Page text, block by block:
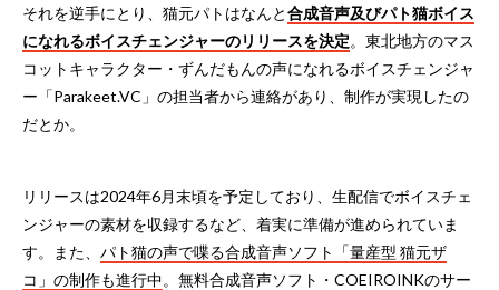
それを逆手にとり、猫元パトはなんと合成音声及びパト猫ボイス
になれるボイスチェンジャーのリリースを決定。東北地方のマス
コットキャラクター・ずんだもんの声になれるボイスチェンジャ
ー「Parakeet.VC」の担当者から連絡があり、制作が実現したの
だとか。
リリースは2024年6月末頃を予定しており、生配信でボイスチェ
ンジャーの素材を収録するなど、着実に準備が進められていま
す。また、 パト猫の声で喋る合成音声ソフト「量産型 猫元ザ
コ」の制作も進行中。無料合成音声ソフト・COEIROINKのサー